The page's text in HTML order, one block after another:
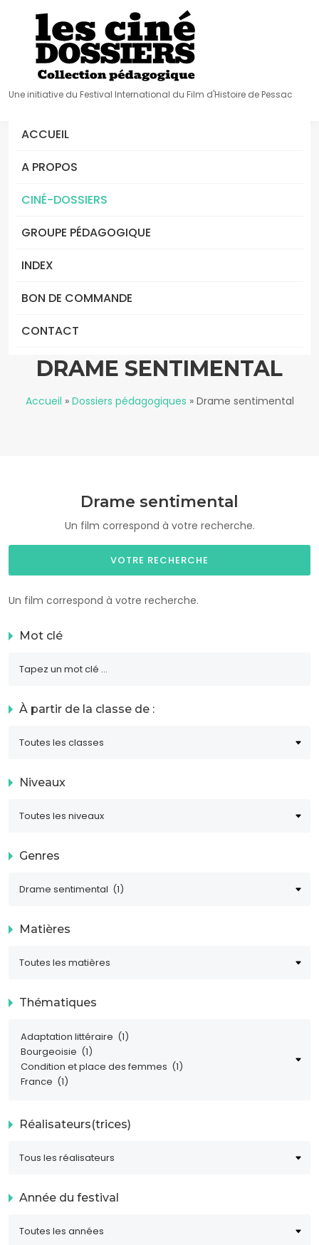
Une initiative du Festival International du Film d'Histoire de Pessac
ACCUEIL
A PROPOS
CINÉ-DOSSIERS
GROUPE PÉDAGOGIQUE
INDEX
BON DE COMMANDE
CONTACT
DRAME SENTIMENTAL
Accueil » Dossiers pédagogiques » Drame sentimental
Drame sentimental
Un film correspond à votre recherche.
VOTRE RECHERCHE
Un film correspond à votre recherche.
Mot clé
À partir de la classe de :
Niveaux
Genres
Matières
Thématiques
Réalisateurs(trices)
Année du festival